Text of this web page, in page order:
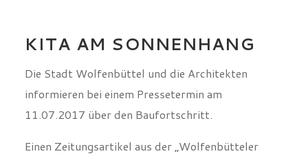
KITA AM SONNENHANG
Die Stadt Wolfenbüttel und die Architekten
informieren bei einem Pressetermin am
11.07.2017 über den Baufortschritt.
Einen Zeitungsartikel aus der „Wolfenbütteler